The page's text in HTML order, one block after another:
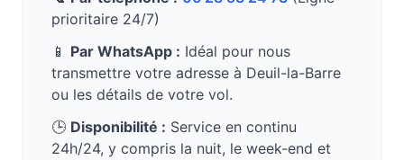
prioritaire 24/7)
📱 Par WhatsApp : Idéal pour nous
transmettre votre adresse à Deuil-la-Barre
ou les détails de votre vol.
🕒 Disponibilité : Service en continu
24h/24, y compris la nuit, le week-end et